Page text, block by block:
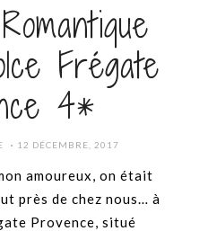
Frégate
4*
POSTED
12 DÉCEMBRE, 2017
amoureux, on était
près de chez nous… à
Provence, situé